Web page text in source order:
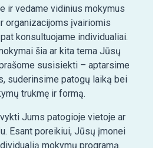
ir vedame vidinius mokymus
organizacijoms įvairiomis
konsultuojame individualiai.
šia ar kita tema Jūsų
susisiekti – aptarsime
suderinsime patogų laiką bei
trukmę ir formą.
Jums patogioje vietoje ar
Esant poreikiui, Jūsų įmonei
mokymų programą.